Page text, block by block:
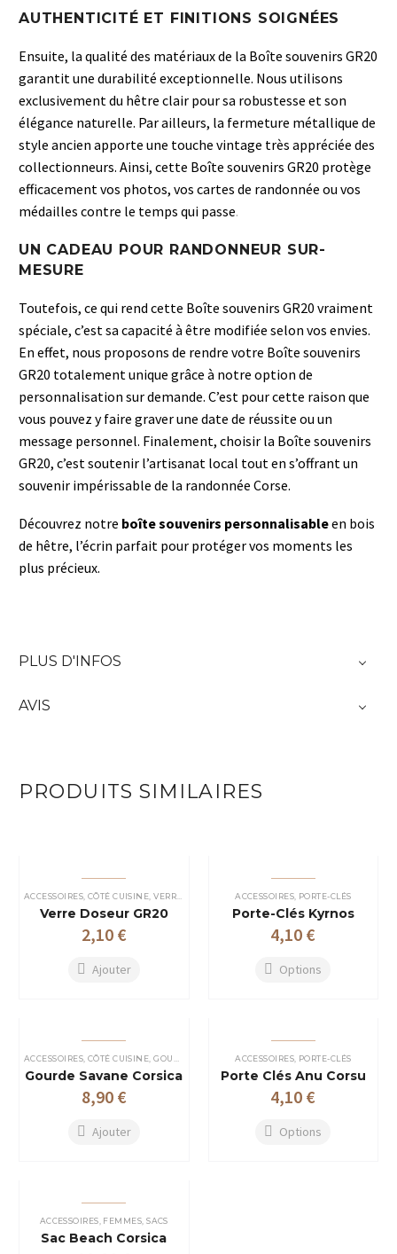
AUTHENTICITÉ ET FINITIONS SOIGNÉES
Ensuite, la qualité des matériaux de la Boîte souvenirs GR20
garantit une durabilité exceptionnelle. Nous utilisons
exclusivement du hêtre clair pour sa robustesse et son
élégance naturelle. Par ailleurs, la fermeture métallique de
style ancien apporte une touche vintage très appréciée des
collectionneurs. Ainsi, cette Boîte souvenirs GR20 protège
efficacement vos photos, vos cartes de randonnée ou vos
médailles contre le temps qui passe.
UN CADEAU POUR RANDONNEUR SUR-
MESURE
Toutefois, ce qui rend cette Boîte souvenirs GR20 vraiment
spéciale, c’est sa capacité à être modifiée selon vos envies.
En effet, nous proposons de rendre votre Boîte souvenirs
GR20 totalement unique grâce à notre option de
personnalisation sur demande. C’est pour cette raison que
vous pouvez y faire graver une date de réussite ou un
message personnel. Finalement, choisir la Boîte souvenirs
GR20, c’est soutenir l’artisanat local tout en s’offrant un
souvenir impérissable de la randonnée Corse.
Découvrez notre boîte souvenirs personnalisableen bois
de hêtre, l’écrin parfait pour protéger vos moments les
plus précieux.
PLUS D'INFOS
AVIS
PRODUITS SIMILAIRES
ACCESSOIRES, CÔTÉ CUISINE ,VERRES PLASTIQUES
Verre Doseur GR20
2,10 €
Ajouter
ACCESSOIRES PORTE-CLÉS
Porte-Clés Kyrnos
4,10 €
Options
variations.
Les
options
peuvent
être
sur
ACCESSOIRES, CÔTÉ CUISINE ,GOURDES
Gourde Savane Corsica
8,90 €
Ajouter
ACCESSOIRES PORTE-CLÉS
Porte Clés Anu Corsu
4,10 €
Options
ACCESSOIRES FEMMES ,SACS
Sac Beach Corsica